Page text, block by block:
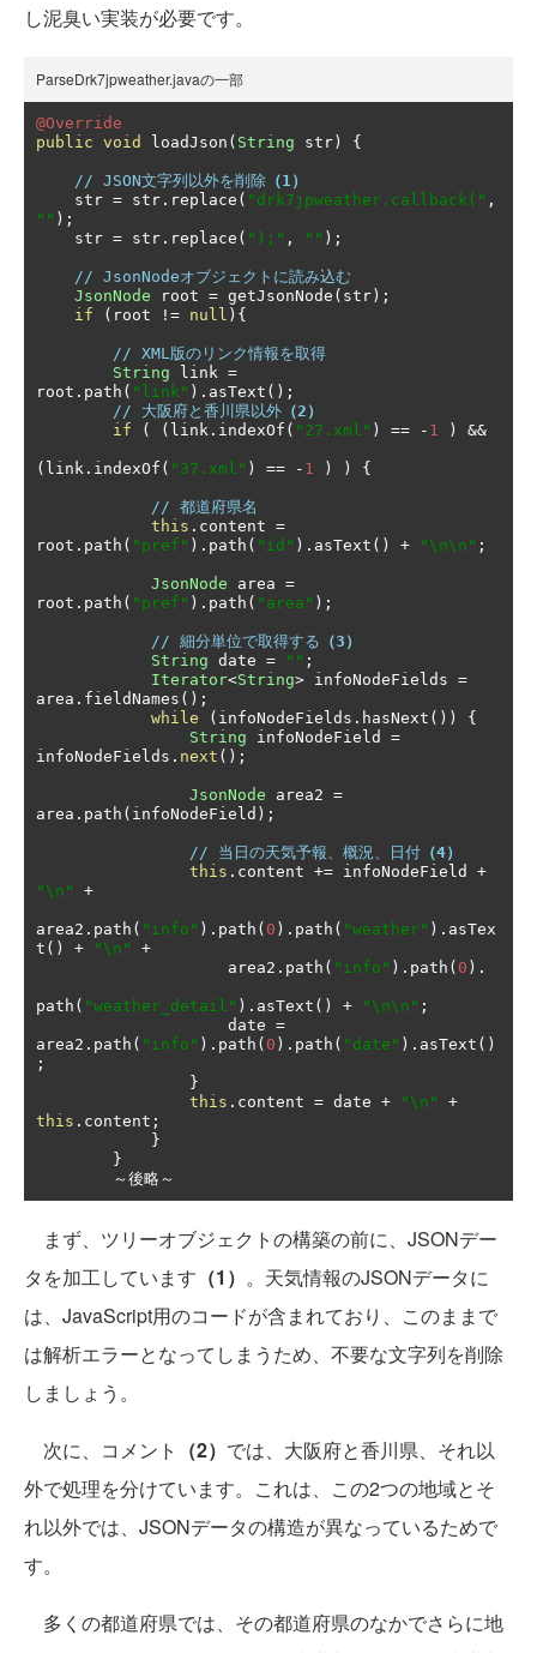
し泥臭い実装が必要です。
ParseDrk7jpweather.javaの一部
@Override
public void loadJson ( String str ) {
// JSON文字列以外を削除 （1）
    str
= str . replace ( "drk7jpweather.callback(" ,
"" );
    str
= str . replace ( ");" , "" );
// JsonNodeオブジェクトに読み込む
JsonNode root = getJsonNode ( str );
if
( root != null ){
// XML版のリンク情報を取得
String link =
root . path ( "link" ). asText ();
// 大阪府と香川県以外 （2）
if
( ( link . indexOf ( "27.xml" ) == - 1 ) &&
( link . indexOf ( "37.xml" ) == - 1 ) ) {
// 都道府県名
this . content =
root . path ( "pref" ). path ( "id" ). asText () + "\n\n" ;
JsonNode area =
root . path ( "pref" ). path ( "area" );
// 細分単位で取得する （3）
String date = "" ;
Iterator<String> infoNodeFields =
area . fieldNames ();
while
( infoNodeFields . hasNext ())
{
String infoNodeField =
infoNodeFields . next ();
JsonNode area2 =
area . path ( infoNodeField );
// 当日の天気予報、概況、日付 （4）
this . content += infoNodeField +
"\n"
+
area2 . path ( "info" ). path ( 0 ). path ( "weather" ). asTex
t () + "\n"
+
                    area2
. path ( "info" ). path ( 0 ).
path ( "weather_detail" ). asText () + "\n\n" ;
                    date
=
area2 . path ( "info" ). path ( 0 ). path ( "date" ). asText ()
;
}
this . content = date + "\n"
+
this . content ;
}
}
～後略～
まず、ツリーオブジェクトの構築の前に、JSONデー
タを加工しています （1） 。天気情報のJSONデータに
は、JavaScript用のコードが含まれており、このままで
は解析エラーとなってしまうため、不要な文字列を削除
しましょう。
次に、コメント （2） では、大阪府と香川県、それ以
外で処理を分けています。これは、この2つの地域とそ
れ以外では、JSONデータの構造が異なっているためで
す。
多くの都道府県では、その都道府県のなかでさらに地